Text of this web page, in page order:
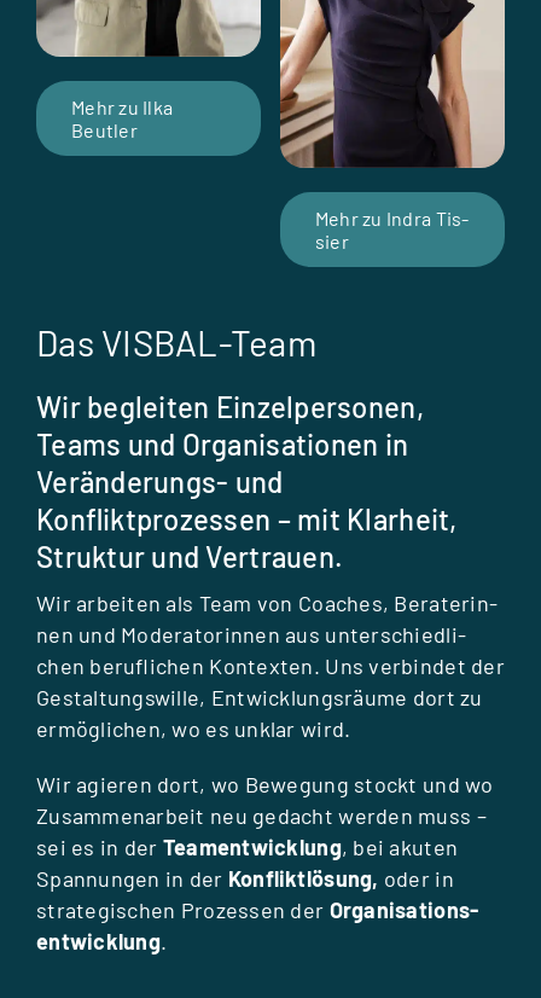
Mehr zu Ilka
Beut­ler
Mehr zu Indra Tis­
sier
Das VISBAL-Team
Wir begleiten Einzelpersonen,
Teams und Organisationen in
Veränderungs- und
Konfliktprozessen – mit Klarheit,
Struktur und Vertrauen.
Wir arbei­ten als Team von Coa­ches, Bera­te­rin­
nen und Mode­ra­to­rin­nen aus unter­schied­li­
chen beruf­li­chen Kon­tex­ten. Uns ver­bin­det der
Gestal­tungs­wille, Ent­wick­lungs­räume dort zu
ermög­li­chen, wo es unklar wird.
Wir agie­ren dort, wo Bewe­gung stockt und wo
Zusam­men­ar­beit neu gedacht wer­den muss –
sei es in der Team­ent­wick­lung, bei aku­ten
Span­nun­gen in der Kon­flikt­lö­sung, oder in
stra­te­gi­schen Pro­zes­sen der Orga­ni­sa­ti­ons­
ent­wick­lung.